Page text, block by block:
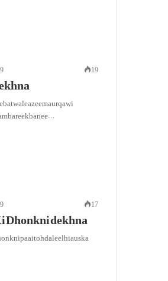
19
wale azeem aur qawi
bareek banee…
17
Dhonkni dekhna
paai toh daleel hia us ka